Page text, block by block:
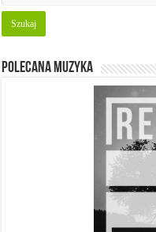
Polecana muzyka